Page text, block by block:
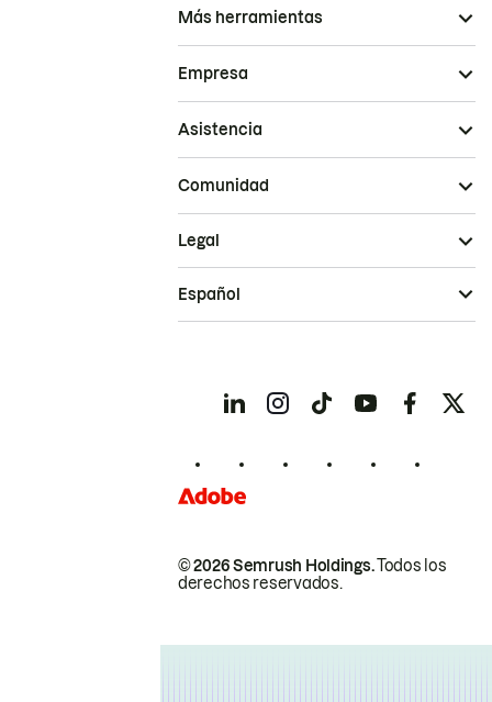
Más herramientas
Empresa
Asistencia
Comunidad
© 2026 Semrush Holdings.Todos los
derechos reservados.
Legal
Español